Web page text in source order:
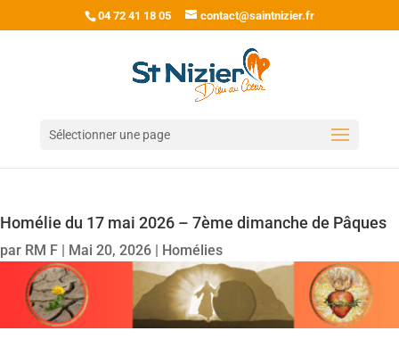
04 72 41 18 05 contact@saintnizier.fr
Sélectionner une page
Homélie du 17 mai 2026 – 7ème dimanche de Pâques
par RM F | Mai 20, 2026 | Homélies